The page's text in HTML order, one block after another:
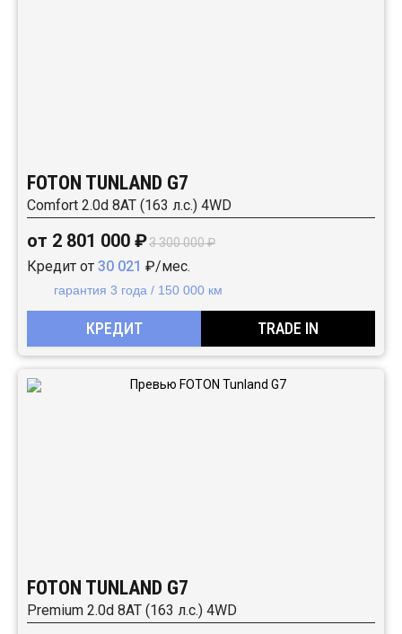
FOTON TUNLAND G7
Comfort 2.0d 8AT (163 л.с.) 4WD
от 2 801 000 ₽3 300 000 ₽
Кредит от 30 021 ₽/мес.
гарантия 3 года / 150 000 км
КРЕДИТ TRADE IN
FOTON TUNLAND G7
Premium 2.0d 8AT (163 л.с.) 4WD